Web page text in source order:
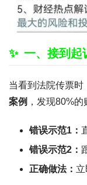
一、接到起
当看到法院传票时
案例 ，发现80%
错误示范1：
错误示范2：
正确做法：